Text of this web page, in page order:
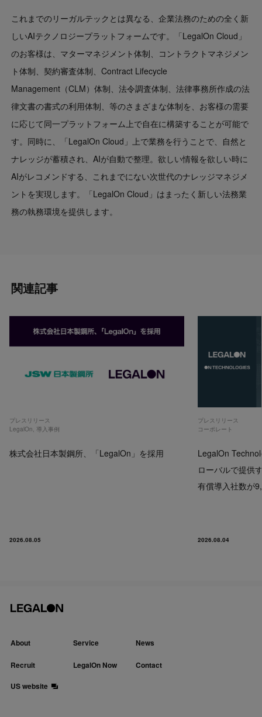
これまでのリーガルテックとは異なる、企業法務のための全く新
しいAIテクノロジープラットフォームです。「LegalOn Cloud」
のお客様は、マターマネジメント体制、コントラクトマネジメン
ト体制、契約審査体制、Contract Lifecycle
Management（CLM）体制、法令調査体制、法律事務所作成の法
律文書の書式の利用体制、等のさまざまな体制を、お客様の需要
に応じて同一プラットフォーム上で自在に構築することが可能で
す。同時に、「LegalOn Cloud」上で業務を行うことで、自然と
ナレッジが蓄積され、AIが自動で整理。欲しい情報を欲しい時に
AIがレコメンドする、これまでにない次世代のナレッジマネジメ
ントを実現します。「LegalOn Cloud」はまったく新しい法務業
務の執務環境を提供します。
関連記事
プレスリリース
LegalOn, 導入事例
株式会社日本製鋼所、「LegalOn」を採用
2026.08.05
プレスリリース
コーポレート
LegalOn
ローバルで提供
有償導入社数が
2026.08.04
About Service News
Recruit LegalOn Now
Contact
US website